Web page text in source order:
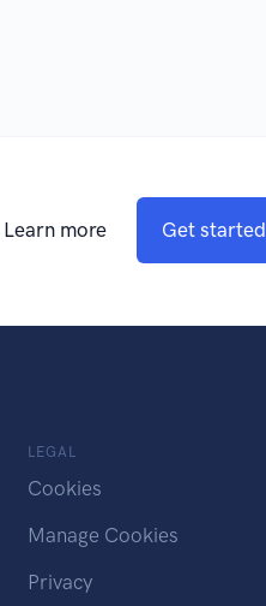
Learn more Get started
LEGAL
Cookies
Manage Cookies
Privacy